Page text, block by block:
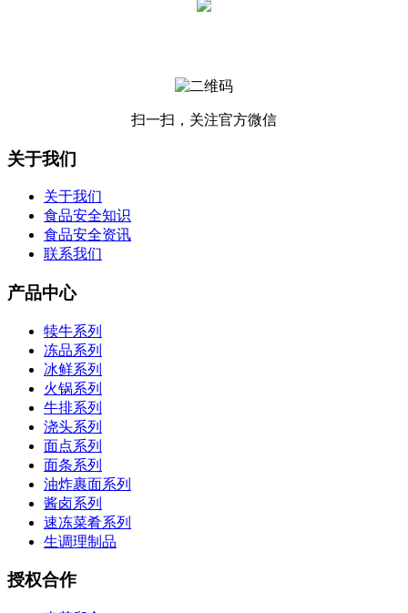
扫一扫，关注官方微信
关于我们
关于我们
食品安全知识
食品安全资讯
联系我们
产品中心
犊牛系列
冻品系列
冰鲜系列
火锅系列
牛排系列
浇头系列
面点系列
面条系列
油炸裹面系列
酱卤系列
速冻菜肴系列
生调理制品
授权合作